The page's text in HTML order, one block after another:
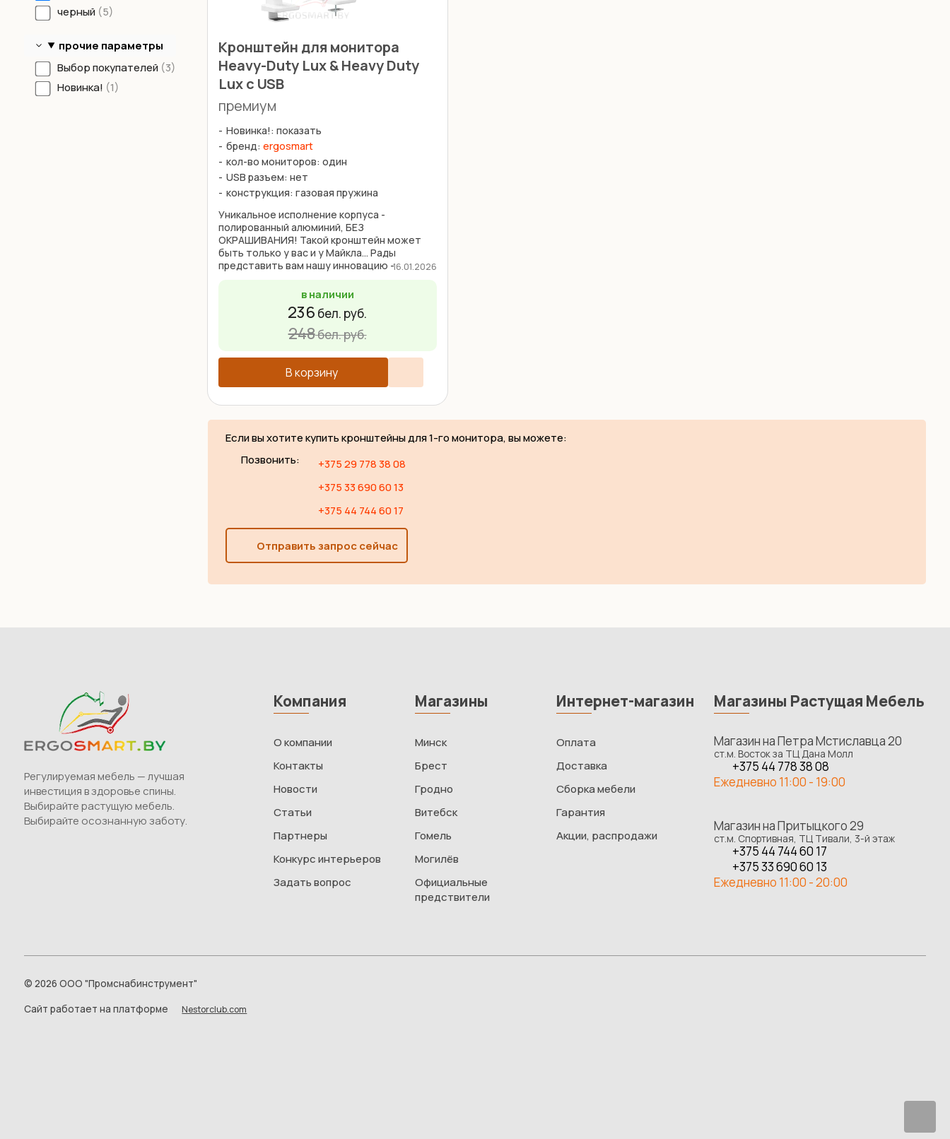
черный 5
прочие параметры
Выбор покупателей 3
Новинка! 1
Кронштейн для монитора
Heavy-Duty Lux & Heavy Duty
Lux с USB
премиум
Новинка!: показать
бренд: ergosmart
кол-во мониторов: один
USB разъем: нет
конструкция: газовая пружина
Уникальное исполнение корпуса -
полированный алюминий, БЕЗ
ОКРАШИВАНИЯ! Такой кронштейн может
быть только у вас и у Майкла... Рады
представить вам нашу инновацию -
Lux U с USB. Данный держатель не только ...
16.01.2026
в наличии
236 бел. руб.
248бел. руб.
В корзину
Если вы хотите купить кронштейны для 1-го монитора, вы можете:
Позвонить:
+375 29 778 38 08
+375 33 690 60 13
+375 44 744 60 17
Отправить запрос сейчас
Регулируемая мебель — лучшая
инвестиция в здоровье спины.
Выбирайте растущую мебель.
Выбирайте осознанную заботу.
Компания
О компании
Контакты
Новости
Статьи
Партнеры
Конкурс интерьеров
Задать вопрос
Магазины
Минск
Брест
Гродно
Витебск
Гомель
Могилёв
Официальные
предствители
Интернет-магазин
Оплата
Доставка
Сборка мебели
Гарантия
Акции, распродажи
Магазины Растущая Мебель
Магазин на Петра Мстиславца 20
ст.м. Восток за ТЦ Дана Молл
+375 44 778 38 08
Ежедневно 11:00 - 19:00
Магазин на Притыцкого 29
ст.м. Спортивная, ТЦ Тивали, 3-й этаж
+375 44 744 60 17
+375 33 690 60 13
Ежедневно 11:00 - 20:00
© 2026 ООО "Промснабинструмент"
Сайт работает на платформе
Nestorclub.com